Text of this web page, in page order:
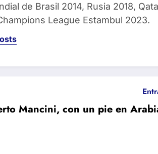
de Brasil 2014, Rusia 2018,
League Estambul 2023.
Mancini, con un pie en